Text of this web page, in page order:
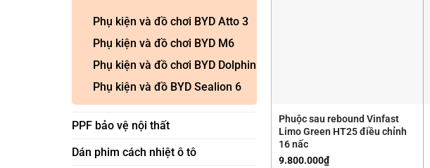
Phụ kiện và đồ chơi BYD Atto 3
Phụ kiện và đồ chơi BYD M6
Phụ kiện và đồ chơi BYD Dolphin
Phụ kiện và đồ BYD Sealion 6
PPF bảo vệ nội thất
Dán phim cách nhiệt ô tô
Phuộc sau rebound Vinfast
Limo Green HT25 điều chỉnh
16 nấc
9.800.000₫